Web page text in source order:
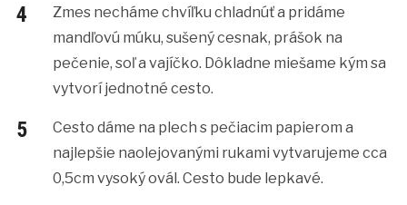
Zmes necháme chvíľku chladnúť a pridáme
mandľovú múku, sušený cesnak, prášok na
pečenie, soľ a vajíčko. Dôkladne miešame kým sa
vytvorí jednotné cesto.
Cesto dáme na plech s pečiacim papierom a
najlepšie naolejovanými rukami vytvarujeme cca
0,5cm vysoký ovál. Cesto bude lepkavé.